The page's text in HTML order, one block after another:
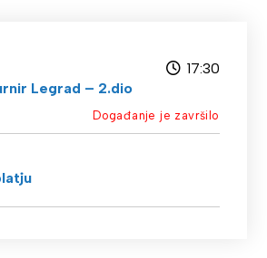
17:30
Legrad – 2.dio
Događanje je završilo